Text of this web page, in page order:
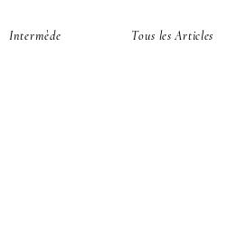
Intermède Tous les Articles